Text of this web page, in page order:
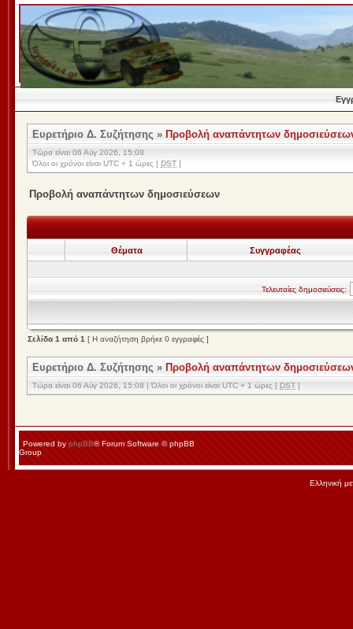
Ευρετήριο Δ. Συζήτησης » Προβολή αναπάντητων
Τώρα είναι 06 Αύγ 2026, 15:08
Όλοι οι χρόνοι είναι UTC + 1 ώρες [ DST ]
Προβολή αναπάντητων δημοσιεύσεων
Θέματα Συγγραφέας
Τελευταίες δημοσιεύσεις:
Σελίδα 1 από 1 [ Η αναζήτηση βρήκε 0 εγγραφές ]
Ευρετήριο Δ. Συζήτησης » Προβολή αναπάντητων
Τώρα είναι 06 Αύγ 2026, 15:08 | Όλοι οι χρόνοι είναι UTC + 1 ώρες [ DST ]
Powered by phpBB® Forum Software © phpBB
Group
Ελληνική